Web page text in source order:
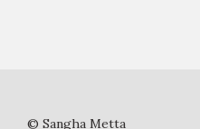
© Sangha Metta